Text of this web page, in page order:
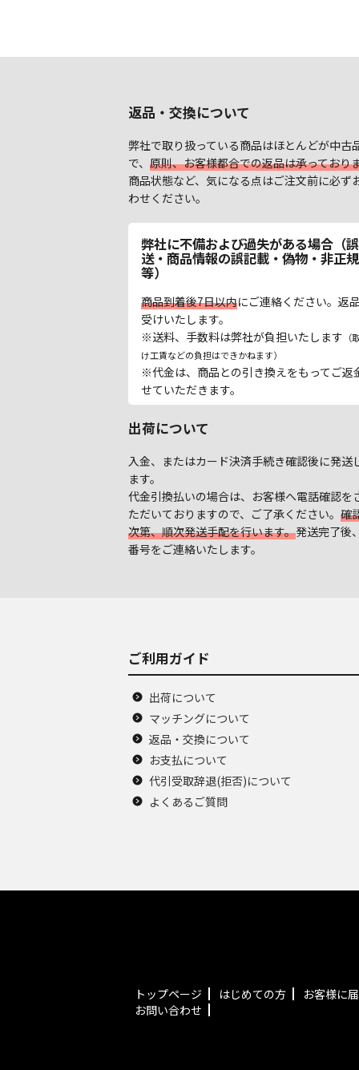
返品・交換について
弊社で取り扱っている商品はほとんどが中古
で、 原則、お客様都合での返品は承っており
商品状態など、気になる点はご注文前に必ず
わせください。
弊社に不備および過失がある場合（
送・商品情報の誤記載・偽物・非正
等）
商品到着後7日以内にご連絡ください。返
受けいたします。
※送料、手数料は弊社が負担いたします （
け工賃などの負担はできかねます）
※代金は、商品との引き換えをもってご返
せていただきます。
出荷について
入金、またはカード決済手続き確認後に発送
ます。
代金引換払いの場合は、お客様へ電話確認を
ただいておりますので、ご了承ください。 確
次第、順次発送手配を行います。発送完了後
番号をご連絡いたします。
ご利用ガイド
出荷について
マッチングについて
返品・交換について
お支払について
代引受取辞退(拒否)について
よくあるご質問
トップページ はじめての方 お客様に
お問い合わせ